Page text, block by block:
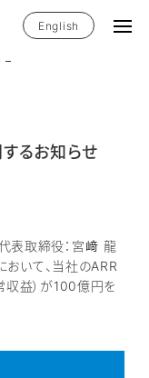
English
るお知らせ
表取締役：宮﨑 龍
おいて、当社のARR
益）が100億円を